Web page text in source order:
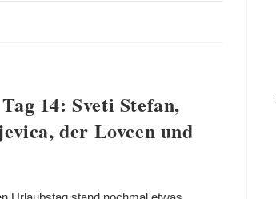
14: Sveti Stefan,
der Lovcen und